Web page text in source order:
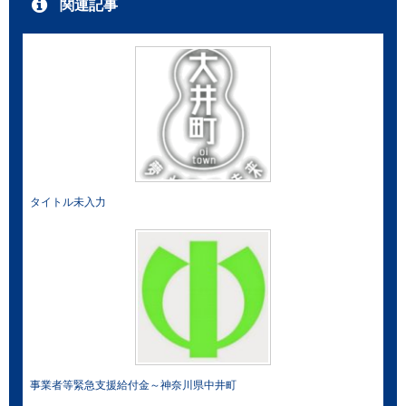
関連記事
タイトル未入力
事業者等緊急支援給付金～神奈川県中井町